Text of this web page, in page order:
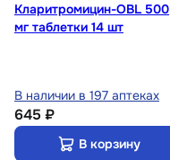
Кларитромицин-OBL 500
мг таблетки 14 шт
В наличии в 197 аптеках
645 ₽
В корзину